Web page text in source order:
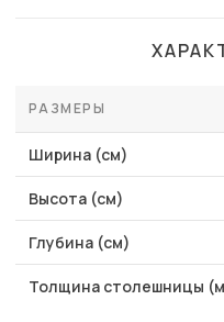
РАЗМЕРЫ
Ширина (см)
Высота (см)
Глубина (см)
Толщина столешницы